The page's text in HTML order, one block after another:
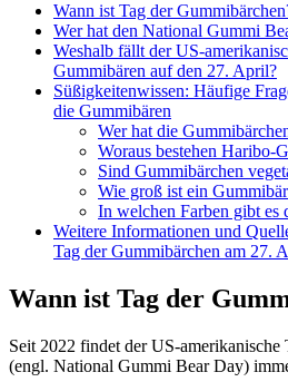
Wann ist Tag der
Wer hat den National Gummi
Weshalb fällt der US-
Gummibären auf den 27. April?
Süßigkeitenwissen: Häufige
die Gummibären
Wer hat die
Woraus bestehen Haribo-
Sind Gummibärchen
Wie groß ist ein
In welchen Farben gibt es
Weitere Informationen und
Tag der Gummibärchen am 27.
Wann ist Tag der
Seit 2022 findet der US-amerikanische
(engl. National Gummi Bear Day)